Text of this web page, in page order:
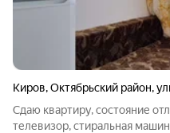
Киров,Октябрьский район,
Сдаю квартиру, состояние
телевизор, стиральная